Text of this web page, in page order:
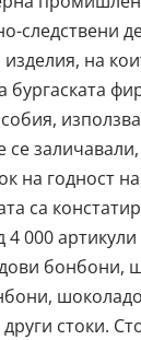
следствени
на
на годност
са
4 000
бонбони,
стоки.